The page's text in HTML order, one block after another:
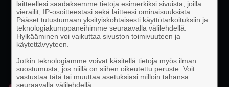
laitteellesi saadaksemme tietoja esimerkiksi sivuista, joilla
vierailit, IP-osoitteestasi sekä laitteesi ominaisuuksista.
Pääset tutustumaan yksityiskohtaisesti käyttötarkoituksiin ja
teknologiakumppaneihimme seuraavalla välilehdellä.
Hylkääminen voi vaikuttaa sivuston toimivuuteen ja
käytettävyyteen.
Jotkin teknologiamme voivat käsitellä tietoja myös ilman
suostumusta, jos niillä on siihen oikeutettu peruste. Voit
vastustaa tätä tai muuttaa asetuksiasi milloin tahansa
seuraavalla välilehdellä.